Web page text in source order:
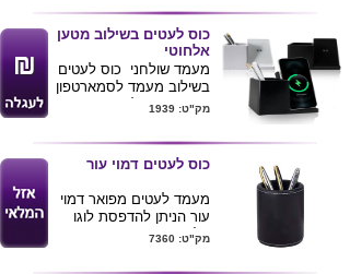
לעטיםמעמד לניידומעמד
לכרטיס ביקור
כוס לעטים בשילוב מטען
אלחוטי
מעמד שולחני כוס לעטים
בשילוב מעמד לסמארטפון
עם טעינה אלחוטית (
.
קצב טעינה 15W
ניתן להדפיס לוגו ע"ג
המוצר.
מק"ט: 1939
כוס לעטים דמוי עור
מעמד לעטים מפואר דמוי
עור הניתן להדפסת לוגו
הלקוח .
מק"ט: 7360